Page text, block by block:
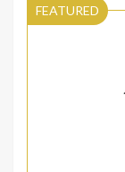
FEATURED